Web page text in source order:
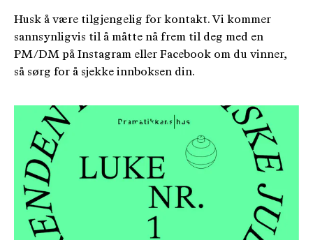
Husk å være tilgjengelig for kontakt. Vi kommer
sannsynligvis til å måtte nå frem til deg med en
PM/DM på Instagram eller Facebook om du vinner,
så sørg for å sjekke innboksen din.